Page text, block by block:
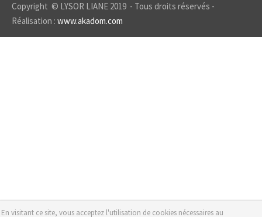
Copyright © LYSOR LIANE 2019 - Tous droits réservés -
Réalisation : www.akadom.com
En visitant ce site, vous acceptez l'utilisation de cookies nécessaires au